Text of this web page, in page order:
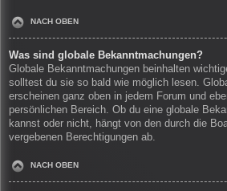
NACH OBEN
Was sind globale Bekanntmachungen?
Globale Bekanntmachungen beinhalten
solltest du sie so bald wie möglich lesen.
erscheinen ganz oben in jedem Forum und
persönlichen Bereich. Ob du eine globale
kannst oder nicht, hängt von den durch die
vergebenen Berechtigungen ab.
NACH OBEN